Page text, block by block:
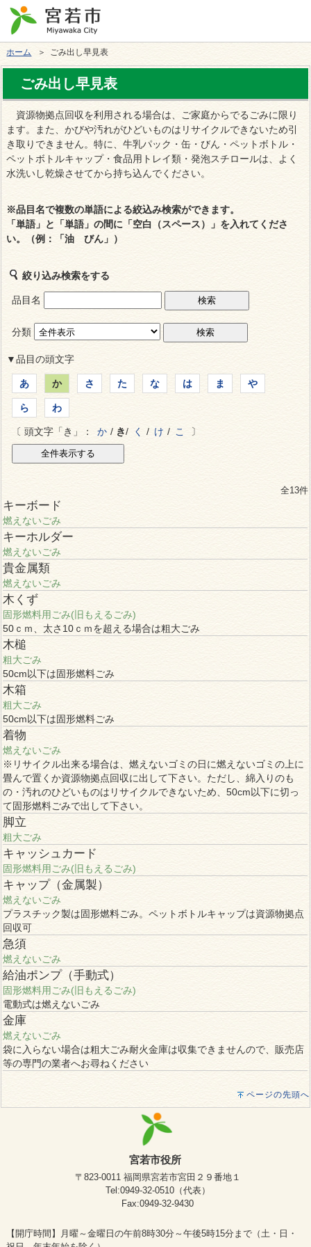
ホーム ＞ ごみ出し早見表
ごみ出し早見表
資源物拠点回収を利用される場合は、ご家庭からでるごみに限り
ます。また、かびや汚れがひどいものはリサイクルできないため引
き取りできません。特に、牛乳パック・缶・びん・ペットボトル・
ペットボトルキャップ・食品用トレイ類・発泡スチロールは、よく
水洗いし乾燥させてから持ち込んでください。
※品目名で複数の単語による絞込み検索ができます。
「単語」と「単語」の間に「空白（スペース）」を入れてくださ
い。（例：「油 びん」）
絞り込み検索をする
品目名
分類
▼品目の頭文字
あ か さ た な は ま や
ら わ
〔 頭文字「き」： か / き/ く / け / こ 〕
全13件
キーボード
燃えないごみ
キーホルダー
燃えないごみ
貴金属類
燃えないごみ
木くず
固形燃料用ごみ(旧もえるごみ)
50ｃｍ、太さ10ｃｍを超える場合は粗大ごみ
木槌
粗大ごみ
50cm以下は固形燃料ごみ
木箱
粗大ごみ
50cm以下は固形燃料ごみ
着物
燃えないごみ
※リサイクル出来る場合は、燃えないゴミの日に燃えないゴミの上に
畳んで置くか資源物拠点回収に出して下さい。ただし、綿入りのも
の・汚れのひどいものはリサイクルできないため、50cm以下に切っ
て固形燃料ごみで出して下さい。
脚立
粗大ごみ
キャッシュカード
固形燃料用ごみ(旧もえるごみ)
キャップ（金属製）
燃えないごみ
プラスチック製は固形燃料ごみ。ペットボトルキャップは資源物拠点
回収可
急須
燃えないごみ
給油ポンプ（手動式）
固形燃料用ごみ(旧もえるごみ)
電動式は燃えないごみ
金庫
燃えないごみ
袋に入らない場合は粗大ごみ耐火金庫は収集できませんので、販売店
等の専門の業者へお尋ねください
ページの先頭へ
宮若市役所
〒823-0011 福岡県宮若市宮田２９番地１
Tel:0949-32-0510（代表）
Fax:0949-32-9430
【開庁時間】月曜～金曜日の午前8時30分～午後5時15分まで（土・日・